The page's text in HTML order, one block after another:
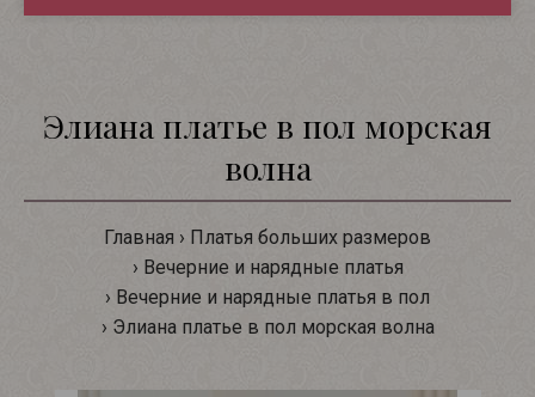
Элиана платье в пол морская
волна
Главная
Платья больших размеров
Вечерние и нарядные платья
Вечерние и нарядные платья в пол
Элиана платье в пол морская волна